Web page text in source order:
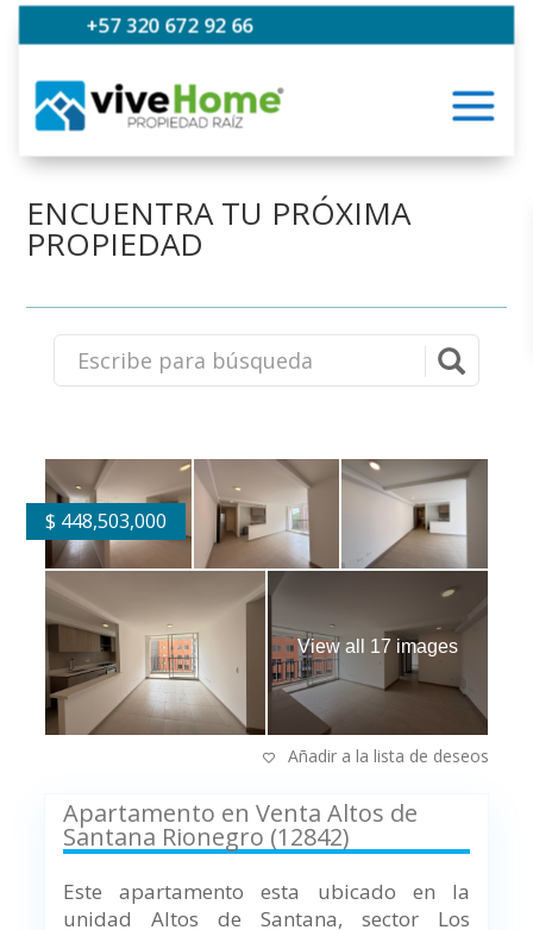
+57 320 672 92 66
ENCUENTRA TU PRÓXIMA
PROPIEDAD
$ 448,503,000
View all 17 images
Añadir a la lista de deseos
Apartamento en Venta Altos de
Santana Rionegro (12842)
Este apartamento esta ubicado en la
unidad Altos de Santana, sector Los